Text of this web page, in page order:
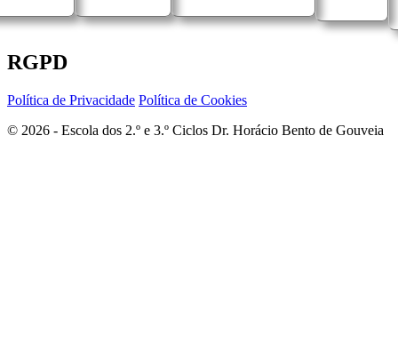
RGPD
Política de Privacidade Política de Cookies
© 2026 - Escola dos 2.º e 3.º Ciclos Dr. Horácio Bento de Gouveia